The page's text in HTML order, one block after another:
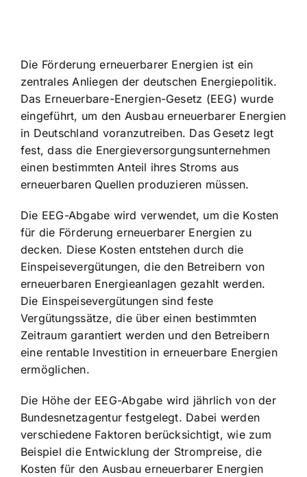
Die Förderung erneuerbarer Energien ist ein
zentrales Anliegen der deutschen Energiepolitik.
Das Erneuerbare-Energien-Gesetz (EEG) wurde
eingeführt, um den Ausbau erneuerbarer Energien
in Deutschland voranzutreiben. Das Gesetz legt
fest, dass die Energieversorgungsunternehmen
einen bestimmten Anteil ihres Stroms aus
erneuerbaren Quellen produzieren müssen.
Die EEG-Abgabe wird verwendet, um die Kosten
für die Förderung erneuerbarer Energien zu
decken. Diese Kosten entstehen durch die
Einspeisevergütungen, die den Betreibern von
erneuerbaren Energieanlagen gezahlt werden.
Die Einspeisevergütungen sind feste
Vergütungssätze, die über einen bestimmten
Zeitraum garantiert werden und den Betreibern
eine rentable Investition in erneuerbare Energien
ermöglichen.
Die Höhe der EEG-Abgabe wird jährlich von der
Bundesnetzagentur festgelegt. Dabei werden
verschiedene Faktoren berücksichtigt, wie zum
Beispiel die Entwicklung der Strompreise, die
Kosten für den Ausbau erneuerbarer Energien